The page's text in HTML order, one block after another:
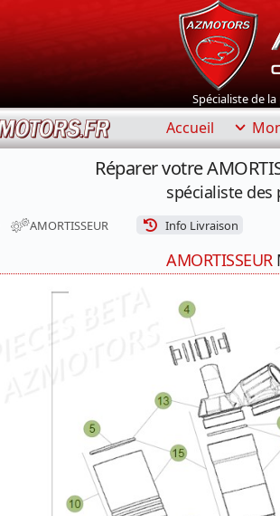
Spécialiste de
Accueil
Réparer votre
spécialiste des
AMORTISSEUR Info Livraison
AMORTISSEUR